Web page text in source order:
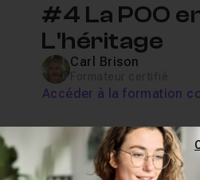
#4 La POO
L'héritage
Carl Brison
Accéder à la formation